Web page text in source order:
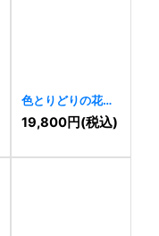
色とりどりの花び
らとつながりのロ
ゴ [ 10012 ]
19,800円(税込)